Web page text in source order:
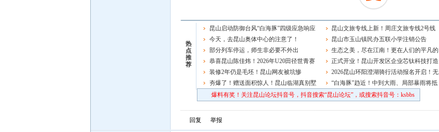
热
点
推
荐
昆山启动防御台风“白海豚”四级应急响应
今天，去昆山奥体中心的注意了！
部分列车停运，师生非必要不外出
恭喜昆山陈佳炜！2026年U20田径世青赛
男子链球决赛夺冠
装修2年仍是毛坯！昆山网友被坑惨
夯爆了！赠送面积惊人！昆山临湖真别墅
炸场
昆山文旅专线上新！周庄文旅专线2号线
正式开通运营
昆山市玉山镇民办五联小学注销公告
生态之美，尽在江南！更在人们的平凡的
日常中
正式开业！昆山开发区企业芯钛科技打造
国内首个全链条国产化车规测试线
2026昆山环阳澄湖骑行活动报名开启！无
车日，趣骑行！
“白海豚”趋近！中到大雨、局部暴雨将抵
昆山
爆料有奖！关注昆山论坛抖音号，抖音搜索“昆山论坛”，或搜索抖音号：ksbbs
回复 举报